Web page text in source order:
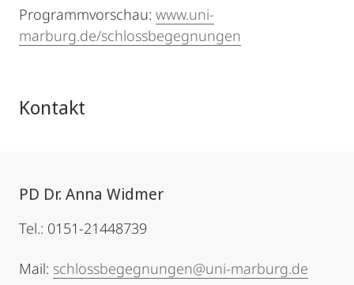
Programmvorschau: www.uni-
marburg.de/schlossbegegnungen
Kontakt
PD Dr. Anna Widmer
Tel.: 0151-21448739
Mail: schlossbegegnungen@uni-marburg.de